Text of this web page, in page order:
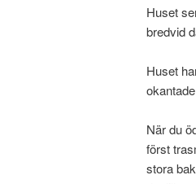
Huset
bredvid
Huset
När du
först
stora